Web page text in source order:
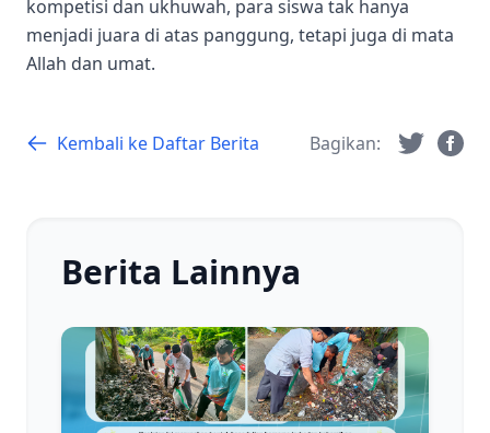
kompetisi dan ukhuwah, para siswa tak hanya
menjadi juara di atas panggung, tetapi juga di mata
Allah dan umat.
Kembali ke Daftar Berita Bagikan:
Berita Lainnya